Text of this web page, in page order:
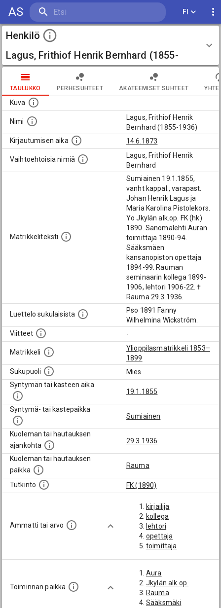
AS FI
Henkilö
Lagus, Frithiof Henrik Bernhard (1855-
1936)
TAULUKKO PERHESUHTEET AKATEEMISET SUHTEET
Kuva
Nimi
Lagus, Frithiof Henrik
Bernhard (1855-1936)
Kirjautumisen aika
14.6.1873
Vaihtoehtoisia nimiä
Lagus, Frithiof Henrik
Bernhard
Matrikkeliteksti
Sumiainen 19.1.1855,
vanht kappal., varapast.
Johan Henrik Lagus ja
Maria Karolina Pistolekors.
Yo Jkylän alk.op. FK (hk)
1890. Sanomalehti Auran
toimittaja 1890-94.
Sääksmäen
kansanopiston opettaja
1894-99. Rauman
seminaarin kollega 1899-
1906, lehtori 1906-22. †
Rauma 29.3.1936.
Luettelo sukulaisista
Pso 1891 Fanny
Wilhelmina Wickström.
Viitteet
-
Matrikkeli
Ylioppilasmatrikkeli 1853–
1899
Sukupuoli
Mies
Syntymän tai kasteen aika
19.1.1855
Syntymä- tai kastepaikka
Sumiainen
Kuoleman tai hautauksen
ajankohta
29.3.1936
Kuoleman tai hautauksen
paikka
Rauma
Tutkinto FK (1890)
Ammatti tai arvo
kirjailija
kollega
lehtori
opettaja
toimittaja
Toiminnan paikka
Aura
Jkylän alk.op.
Rauma
Sääksmäki